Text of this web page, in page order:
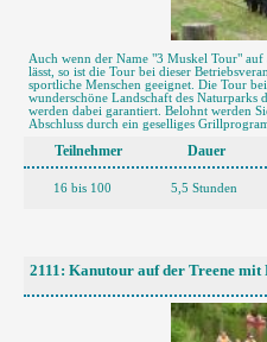
Auch wenn der Name "3 Muskel Tour" auf
lässt, so ist die Tour bei dieser
sportliche Menschen geeignet. Die Tour
wunderschöne Landschaft des Naturparks
werden dabei garantiert. Belohnt werden
Abschluss durch ein geselliges
Teilnehmer Dauer
16 bis 100 5,5 Stunden
2111: Kanutour auf der Treene